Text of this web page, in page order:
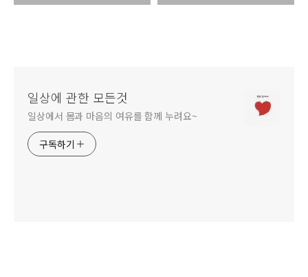
일상에 관한 모든것
일상에서 몸과 마음의 여유를 함께 누려요~
구독하기